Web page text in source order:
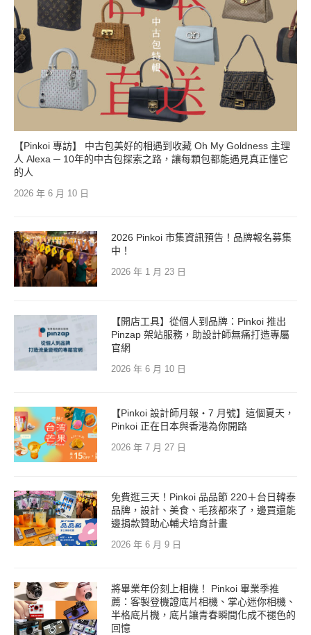
【Pinkoi 專訪】 中古包美好的相遇到收藏 Oh My Goldness 主理
人 Alexa ─ 10年的中古包探索之路，讓每顆包都能遇見真正懂它
的人
2026 年 6 月 10 日
2026 Pinkoi 市集資訊預告！品牌報名募集
中！
2026 年 1 月 23 日
【開店工具】從個人到品牌：Pinkoi 推出
Pinzap 架站服務，助設計師無痛打造專屬
官網
2026 年 6 月 10 日
【Pinkoi 設計師月報・7 月號】這個夏天，
Pinkoi 正在日本與香港為你開路
2026 年 7 月 27 日
免費逛三天！Pinkoi 品品節 220＋台日韓泰
品牌，設計、美食、毛孩都來了，邊買還能
邊捐款贊助心輔犬培育計畫
2026 年 6 月 9 日
將畢業年份刻上相機！ Pinkoi 畢業季推
薦：客製登機證底片相機、掌心迷你相機、
半格底片機，底片讓青春瞬間化成不褪色的
回憶